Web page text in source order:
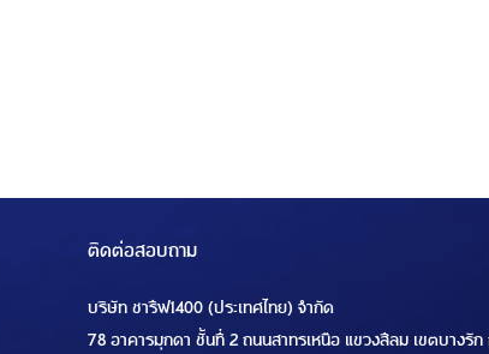
ติดต่อสอบถาม
บริษัท ชารีฟ1400 (ประเทศไทย) จำกัด
78 อาคารมุกดา ชั้นที่ 2 ถนนสาทรเหนือ แขวงสีลม เขตบางรั